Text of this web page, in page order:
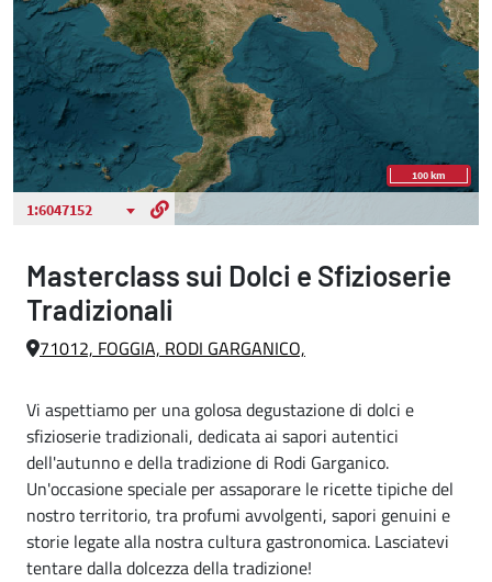
Masterclass sui Dolci e Sfizioserie
Tradizionali
71012, FOGGIA, RODI GARGANICO,
Vi aspettiamo per una golosa degustazione di dolci e
sfizioserie tradizionali, dedicata ai sapori autentici
dell'autunno e della tradizione di Rodi Garganico.
Un'occasione speciale per assaporare le ricette tipiche del
nostro territorio, tra profumi avvolgenti, sapori genuini e
storie legate alla nostra cultura gastronomica. Lasciatevi
tentare dalla dolcezza della tradizione!